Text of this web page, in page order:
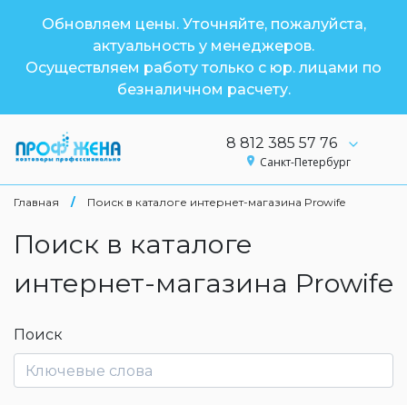
Обновляем цены. Уточняйте, пожалуйста,
актуальность у менеджеров.
Осуществляем работу только с юр. лицами по
безналичном расчету.
8 812 385 57 76
Санкт-Петербург
Главная / Поиск в каталоге интернет-магазина Prowife
Поиск в каталоге
интернет-магазина Prowife
Поиск